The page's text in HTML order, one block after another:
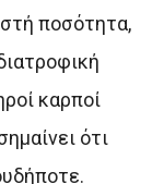
ποσότητα,
καρποί
ότι